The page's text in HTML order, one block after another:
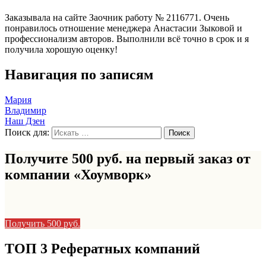
Заказывала на сайте Заочник работу № 2116771. Очень
понравилось отношение менеджера Анастасии Зыковой и
профессионализм авторов. Выполнили всё точно в срок и я
получила хорошую оценку!
Навигация по записям
Мария
Владимир
Наш Дзен
Поиск для:
Получите 500 руб. на первый заказ от
компании «Хоумворк»
Получить 500 руб.
ТОП 3 Рефератных компаний